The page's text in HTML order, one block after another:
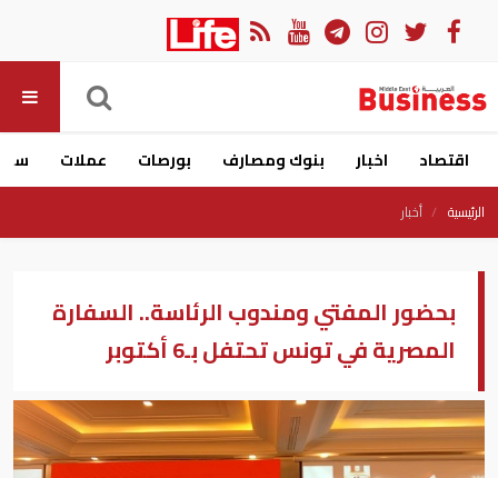
اقتصاد اخبار بنوك ومصارف بورصات عملات
الرئيسية أخبار
بحضور المفتي ومندوب الرئاسة.. السفارة
المصرية في تونس تحتفل بـ6 أكتوبر